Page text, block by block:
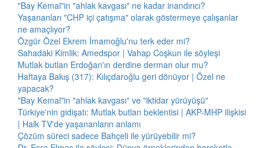
"Bay Kemal"in "ahlak kavgası" ne kadar inandırıcı?
Yaşananları "CHP içi çatışma" olarak göstermeye çalışanlar
ne amaçlıyor?
Özgür Özel Ekrem İmamoğlu'nu terk eder mi?
Sahadaki Kimlik: Amedspor | Vahap Coşkun ile söyleşi
Mutlak butlan Erdoğan'ın derdine derman olur mu?
Haftaya Bakış (317): Kılıçdaroğlu geri dönüyor | Özel ne
yapacak?
"Bay Kemal"in "ahlak kavgası" ve "iktidar yürüyüşü"
Türkiye'nin gidişatı: Mutlak butlan beklentisi | AKP-MHP ilişkisi
| Halk TV'de yaşananların anlamı
Çözüm süreci sadece Bahçeli ile yürüyebilir mi?